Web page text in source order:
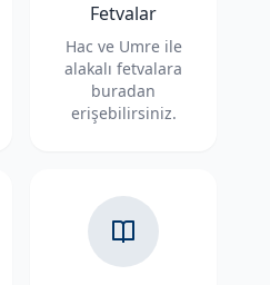
Fetvalar
Hac ve Umre ile
alakalı fetvalara
buradan
erişebilirsiniz.